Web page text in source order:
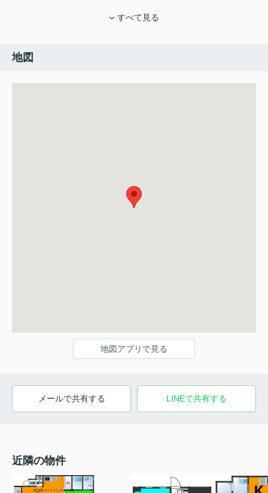
すべて見る
地図
地図アプリで見る
メールで共有する LINEで共有する
近隣の物件